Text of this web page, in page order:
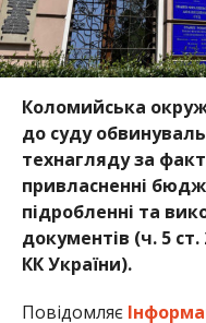
Коломийська
до суду
технагляду за
привласненні
підробленні та
документів (ч. 5 ст.
КК України).
Повідомляє